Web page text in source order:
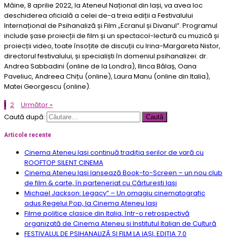
Mâine, 8 aprilie 2022, la Ateneul Național din Iași, va avea loc
deschiderea oficială a celei de-a treia ediții a Festivalului
Internațional de Psihanaliză și Film „Ecranul și Divanul”. Programul
include șase proiecții de film și un spectacol-lectură cu muzică și
proiecții video, toate însoțite de discuții cu Irina-Margareta Nistor,
directorul festivalului, și specialiști în domeniul psihanalizei: dr.
Andrea Sabbadini (online de la Londra), Ilinca Bălaș, Oana
Paveliuc, Andreea Chițu (online), Laura Manu (online din Italia),
Matei Georgescu (online).
1 2
Următor »
Caută după:
Articole recente
Cinema Ateneu Iași continuă tradiția serilor de vară cu
ROOFTOP SILENT CINEMA
Cinema Ateneu Iași lansează Book-to-Screen – un nou club
de film & carte, în parteneriat cu Cărturești Iași
Michael Jackson: Legacy” – Un omagiu cinematografic
adus Regelui Pop, la Cinema Ateneu Iași
Filme politice clasice din Italia, într-o retrospectivă
organizată de Cinema Ateneu și Institutul Italian de Cultură
FESTIVALUL DE PSIHANALIZĂ ȘI FILM LA IAȘI, EDIȚIA 7.0